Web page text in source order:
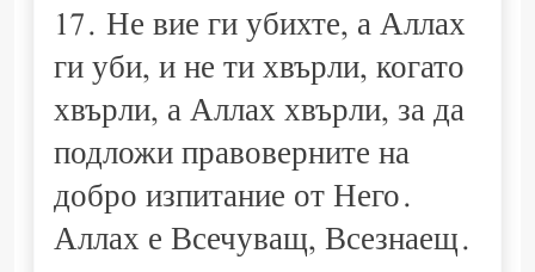
17. Не вие ги убихте, а Аллах
ги уби, и не ти хвърли, когато
хвърли, а Аллах хвърли, за да
подложи правоверните на
добро изпитание от Него.
Аллах е Всечуващ, Всезнаещ.